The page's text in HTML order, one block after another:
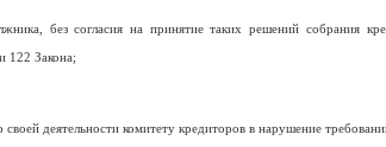
без согласия на принятие таких решений собрания
122 Закона;
деятельности комитету кредиторов в нарушение